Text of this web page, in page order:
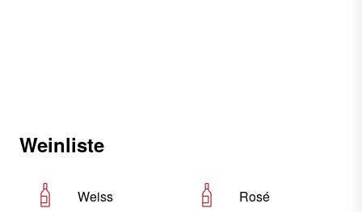
Weinliste
Weiss
Rosé